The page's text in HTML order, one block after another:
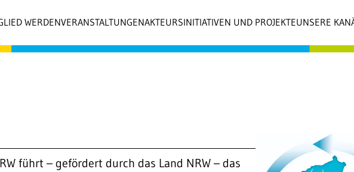
WERDENVERANSTALTUNGENAKTEURSINITIATIVEN UND PROJEKTEUNSERE
führt – gefördert durch das Land NRW – das